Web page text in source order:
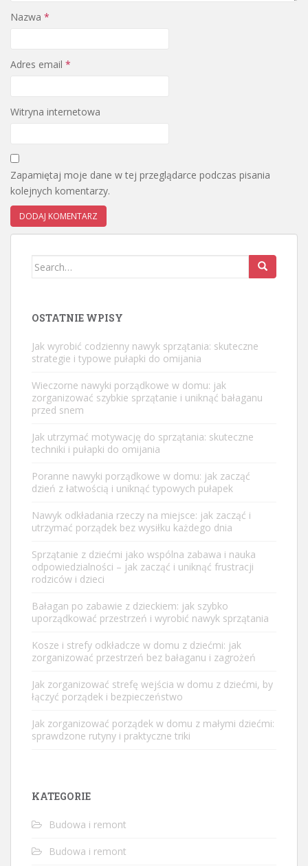
Nazwa *
Adres email *
Witryna internetowa
Zapamiętaj moje dane w tej przeglądarce podczas pisania
kolejnych komentarzy.
Search
OSTATNIE WPISY
Jak wyrobić codzienny nawyk sprzątania: skuteczne
strategie i typowe pułapki do omijania
Wieczorne nawyki porządkowe w domu: jak
zorganizować szybkie sprzątanie i uniknąć bałaganu
przed snem
Jak utrzymać motywację do sprzątania: skuteczne
techniki i pułapki do omijania
Poranne nawyki porządkowe w domu: jak zacząć
dzień z łatwością i uniknąć typowych pułapek
Nawyk odkładania rzeczy na miejsce: jak zacząć i
utrzymać porządek bez wysiłku każdego dnia
Sprzątanie z dziećmi jako wspólna zabawa i nauka
odpowiedzialności – jak zacząć i uniknąć frustracji
rodziców i dzieci
Bałagan po zabawie z dzieckiem: jak szybko
uporządkować przestrzeń i wyrobić nawyk sprzątania
Kosze i strefy odkładcze w domu z dziećmi: jak
zorganizować przestrzeń bez bałaganu i zagrożeń
Jak zorganizować strefę wejścia w domu z dziećmi, by
łączyć porządek i bezpieczeństwo
Jak zorganizować porządek w domu z małymi dziećmi:
sprawdzone rutyny i praktyczne triki
KATEGORIE
Budowa i remont
Budowa i remont